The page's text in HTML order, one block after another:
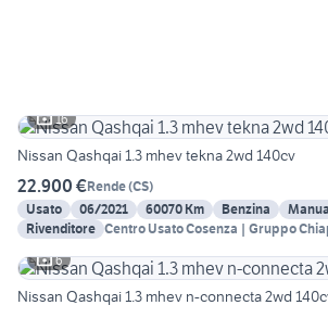
16
Nissan Qashqai 1.3 mhev tekna 2wd 140cv
22.900 €Rende(CS)
Usato
06/2021 60070 Km Benzina
Rivenditore Centro Usato Cosenza | Gruppo
6
Nissan Qashqai 1.3 mhev n-connecta 2wd